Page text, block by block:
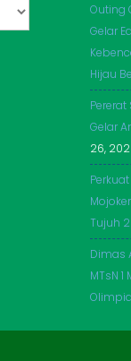
Outing
Gelar
Hijau
Gelar
26,
Tujuh
Dimas
MTsN